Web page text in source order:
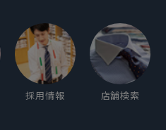
採用情報 店舗検索